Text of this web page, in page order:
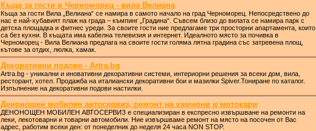
Къща за гости в Черноморец - вила Велиана
Къща за гости Вила „Велиана“ се намира в самото начало на град Черноморец. Непосредствено до
нас е най-хубавият плаж на града – къмпинг „Градина“. Съвсем близо до вилата се намира парк с
детска площадка и фитнес уреди. За своите гости ние предлагаме три просторни апартамента, които
са без кухни. В къщата има кабелна телевизия и интернет. Идеалното място за почивка в
Черноморец - Вила Велиана предлага на своите гости голяма лятна градина със затревена площ,
кътове за отдих, люлка, хамак.
Декоративни подове - Artra.bg
Artra.bg - уникални и иновативни декоративни системи, интериорни решения за всеки дом, вила,
ресторант, хотел. Продажба на италиански декоративни бои и мазилки Spiver.Тониране по каталог.
Изпълнение на декоративни подови настилки.
Денонощен мобилен автосервиз, ремонт на камиони и мотокари
ДЕНОНОЩЕН МОБИЛЕН АВТОСЕРВИЗ е специализиран в експресно извършване на ремонти на
леки, лекотоварни и товарни автомобили. Ние извършваме ремонт на място на посочен от Вас
адрес, работим всеки ден: от понеделник до неделя 24 часа NON STOP.